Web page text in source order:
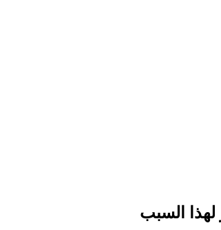
لهذا السبب